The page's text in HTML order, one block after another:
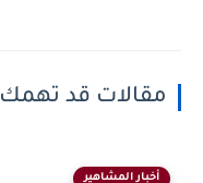
مقالات قد تهمك
أخبار المشاهير